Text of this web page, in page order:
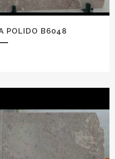
POLIDO B6048